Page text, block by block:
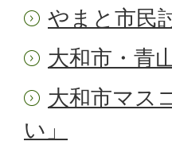
やまと市民
大和市・青
大和市マス
い」